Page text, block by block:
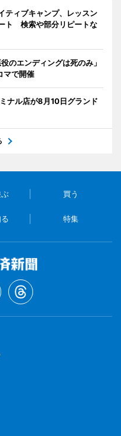
ティブキャンプ、レッスン
ト 検索や部分リピートな
のエンディングは死のみ」
マで開催
ナル店が8月10日グランド
買う
特集